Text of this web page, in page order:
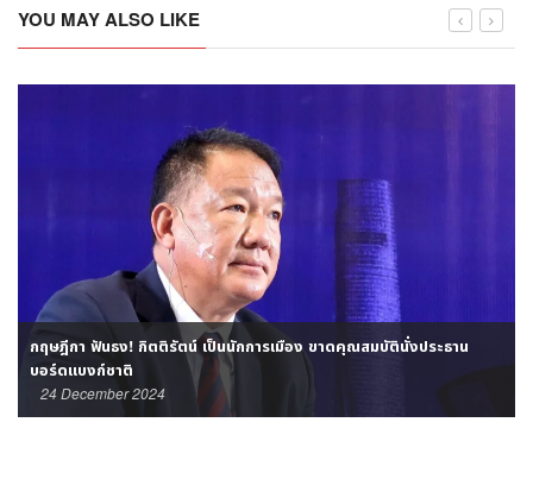
YOU MAY ALSO LIKE
กฤษฎีกา ฟันธง! กิตติรัตน์ เป็นนักการเมือง ขาดคุณสมบัตินั่งประธาน
บอร์ดแบงก์ชาติ
24 December 2024